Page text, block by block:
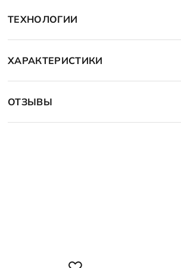
ТЕХНОЛОГИИ
ХАРАКТЕРИСТИКИ
ОТЗЫВЫ